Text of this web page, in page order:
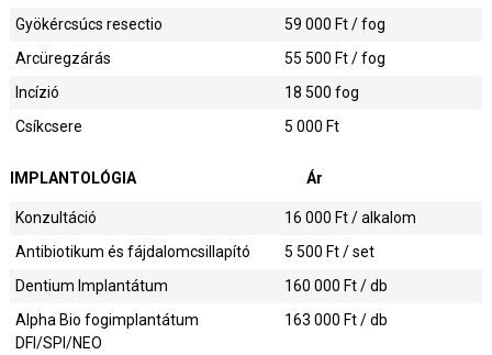
59 000 Ft / fog
Gyökércsúcs resectio
55 500 Ft / fog
Arcüregzárás
18 500fog
Incízió
5 000 Ft
Csíkcsere
IMPLANTOLÓGIA Ár
16 000 Ft / alkalom
Konzultáció
5 500 Ft / set
Antibiotikum és fájdalomcsillapító
160 000 Ft / db
Dentium Implantátum
163 000 Ft / db
Alpha Bio fogimplantátum
DFI/SPI/NEO